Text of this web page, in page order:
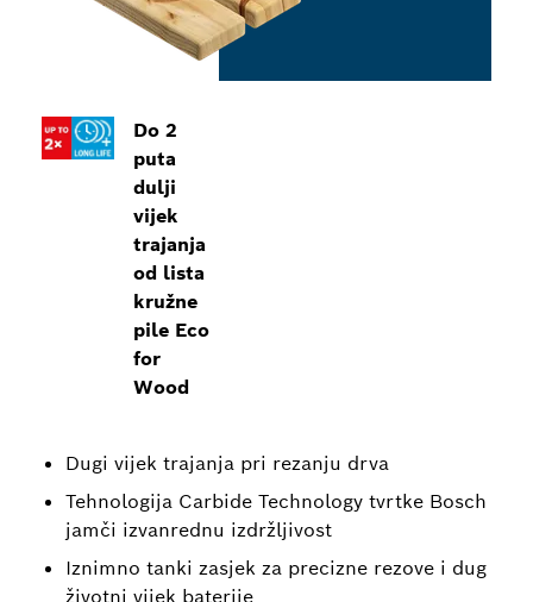
Do 2
puta
dulji
vijek
trajanja
od lista
kružne
pile Eco
for
Wood
Dugi vijek trajanja pri rezanju drva
Tehnologija Carbide Technology tvrtke Bosch
jamči izvanrednu izdržljivost
Iznimno tanki zasjek za precizne rezove i dug
životni vijek baterije